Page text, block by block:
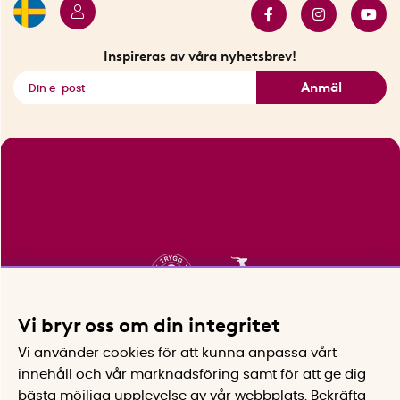
Inspireras av våra nyhetsbrev!
Anmäl
Vi bryr oss om din integritet
Vi använder cookies för att kunna anpassa vårt
innehåll och vår marknadsföring samt för att ge dig
bästa möjliga upplevelse av vår webbplats.
Bekräfta